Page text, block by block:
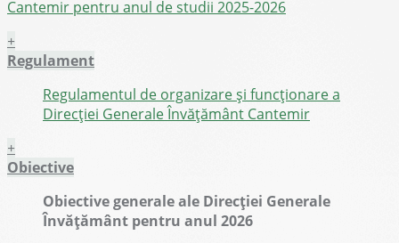
Cantemir pentru anul de studii 2025-2026
+
Regulament
Regulamentul de organizare și funcționare a
Direcției Generale Învățământ Cantemir
+
Obiective
Obiective generale ale Direcției Generale
Învățământ pentru anul 2026